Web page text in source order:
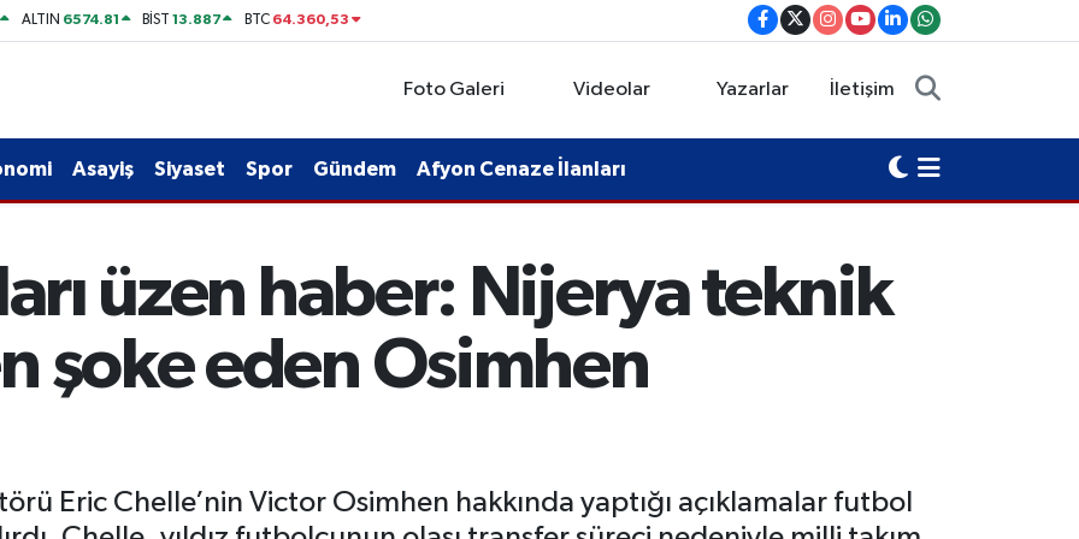
ALTIN 6574.81 BİST13.887 BTC 64.360,53
Foto Galeri Videolar Yazarlar İletişim
Asayiş Siyaset Spor Gündem Afyon Cenaze İlanları
üzen haber: Nijerya teknik
şoke eden Osimhen
Eric Chelle’nin Victor Osimhen hakkında yaptığı açıklamalar futbol